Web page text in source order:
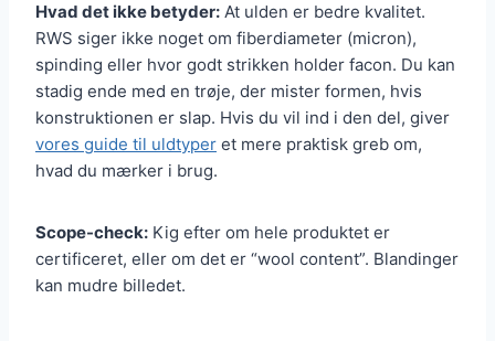
Hvad det ikke betyder: At ulden er bedre kvalitet.
RWS siger ikke noget om fiberdiameter (micron),
spinding eller hvor godt strikken holder facon. Du kan
stadig ende med en trøje, der mister formen, hvis
konstruktionen er slap. Hvis du vil ind i den del, giver
vores guide til uldtyper et mere praktisk greb om,
hvad du mærker i brug.
Scope-check: Kig efter om hele produktet er
certificeret, eller om det er “wool content”. Blandinger
kan mudre billedet.